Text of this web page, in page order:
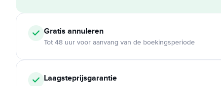
Gratis annuleren
Tot 48 uur voor aanvang van de boekingsperiode
Laagsteprijsgarantie